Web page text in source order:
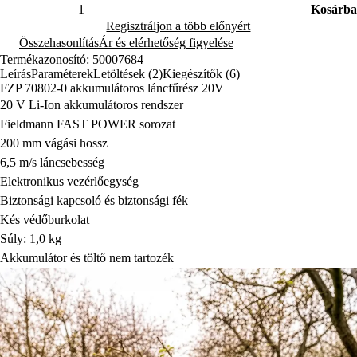
Kosárba
Regisztráljon a több előnyért
ÖsszehasonlításÁr és elérhetőség figyelése
Termékazonosító: 50007684
LeírásParaméterekLetöltések (2)Kiegészítők (6)
FZP 70802-0 akkumulátoros láncfűrész 20V
20 V Li-Ion akkumulátoros rendszer
Fieldmann FAST POWER sorozat
200 mm vágási hossz
6,5 m/s láncsebesség
Elektronikus vezérlőegység
Biztonsági kapcsoló és biztonsági fék
Kés védőburkolat
Súly: 1,0 kg
Akkumulátor és töltő nem tartozék